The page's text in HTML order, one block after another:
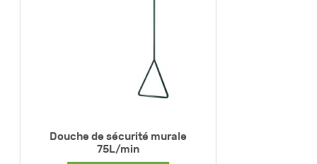
Douche de sécurité murale
75L/min